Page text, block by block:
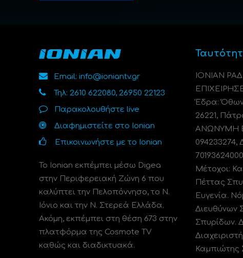
Email: info@ioniantv.gr
Τηλ: 2610 622080, 26950 22123
Παρακολουθήστε live
Διαφημιστείτε στο Ionian
Επικοινωνήστε με το Ionian
Το Ionian εκπέμπει μέσω Digea
στην Περιφερειακή Ζώνη 6 που
καλύπτει την Πελοπόννησο, το N.
Ιόνιο και την Ν. Στερεά Ελλάδα.
Ακόμη, εκπέμπει στη θέση 673 στην
πλατφόρμα της Cosmote TV
καθώς και διαδικτυακά.
ΙΟΝΙΑΝ
Έδρα:
26221,
ΑΝΩΝΥΜΗ
Μέτοχοι:
Πέττας
Ευγενία.
Διευθύνων
Σπυρίδων.
Καμπιώτης